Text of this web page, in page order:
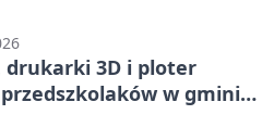
drukarki 3D i ploter
w gminie